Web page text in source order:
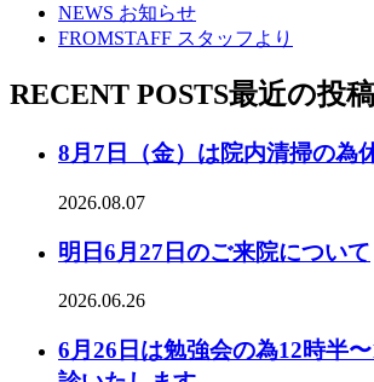
NEWS お知らせ
FROMSTAFF スタッフより
RECENT POSTS最近の投稿
8月7日（金）は院内清掃の為
2026.08.07
明日6月27日のご来院について
2026.06.26
6月26日は勉強会の為12時半